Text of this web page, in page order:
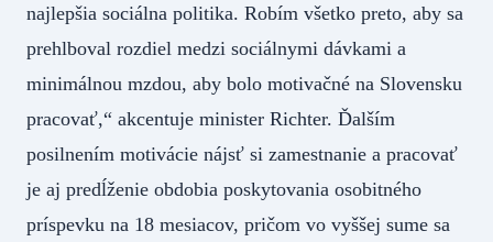
najlepšia sociálna politika. Robím všetko preto, aby sa
prehlboval rozdiel medzi sociálnymi dávkami a
minimálnou mzdou, aby bolo motivačné na Slovensku
pracovať,“ akcentuje minister Richter. Ďalším
posilnením motivácie nájsť si zamestnanie a pracovať
je aj predĺženie obdobia poskytovania osobitného
príspevku na 18 mesiacov, pričom vo vyššej sume sa